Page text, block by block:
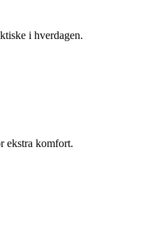
i hverdagen.
ekstra komfort.